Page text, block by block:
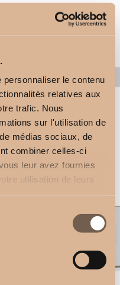
le contenu
relatives aux
trafic. Nous
sur l'utilisation de
médias sociaux, de
combiner celles-ci
leur avez fournies
utilisation de leurs
Rectangular Doble
2,50€